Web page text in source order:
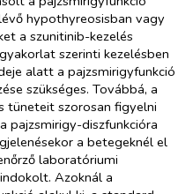
hypothyreosisban vagy
a szunitinib-kezelés
szerinti kezelésben
alatt a pajzsmirigyfunkció
szükséges. Továbbá, a
tüneteit szorosan figyelni
pajzsmirigy-diszfunkcióra
a betegeknél el
laboratóriumi
Azoknál a